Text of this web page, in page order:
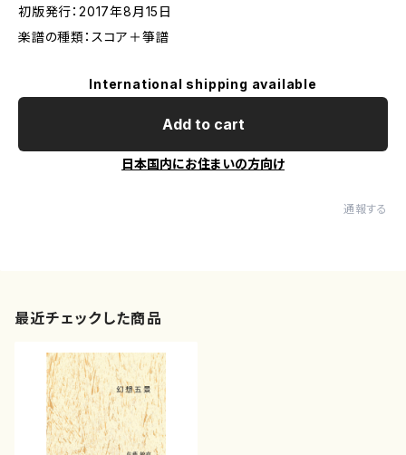
初版発行：2017年8月15日
楽譜の種類：スコア＋箏譜
International shipping available
Add to cart
日本国内にお住まいの方向け
通報する
最近チェックした商品